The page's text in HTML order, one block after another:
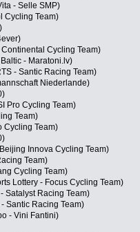
- Selle SMP)
Cycling Team)
Cycling Team)
- Maratoni.lv)
- Santic Racing Team)
Niederlande)
Pro Cycling Team)
Team)
Cycling Team)
Innova Cycling Team)
Team)
Cycling Team)
Lottery - Focus Cycling Team)
Satalyst Racing Team)
Santic Racing Team)
- Vini Fantini)